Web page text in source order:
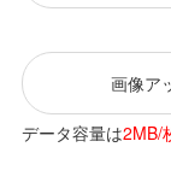
画像ア
データ容量は2MB/